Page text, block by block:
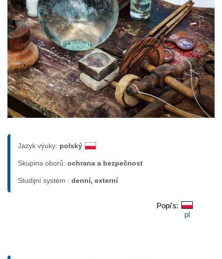
Jazyk výuky: polský
Skupina oborů: ochrana a bezpečnost
Studijní systém : denní, externí
Popi's:
pl